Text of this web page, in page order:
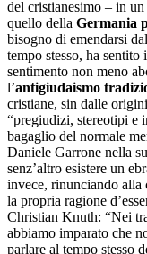
del cristianesimo ‒ in
quello della Germania
bisogno di emendarsi
tempo stesso, ha
sentimento non meno
l’antigiudaismo
cristiane, sin dalle
“pregiudizi, stereotipi e
bagaglio del normale
Daniele Garrone nella
senz’altro esistere un
invece, rinunciando alla
la propria ragione
Christian Knuth: “Nei
abbiamo imparato che
parlare al tempo stesso